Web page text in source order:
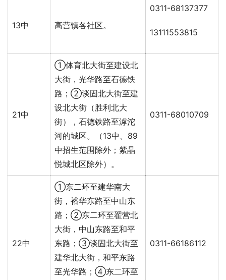
13中 高营镇各社区。
0311-68137377
13111553815
21中
①体育北大街至建设北
大街，光华路至石德铁
路；②谈固北大街至建
设北大街（胜利北大
街），石德铁路至滹沱
河的城区。（13中、89
中招生范围除外；紫晶
悦城北区除外）。
0311-68010709
22中
①东二环至建华南大
街，裕华东路至中山东
路；②东二环至翟营北
大街，中山东路至和平
东路；③谈固北大街至
建华北大街，和平东路
至光华路；④东二环至
0311-66186112